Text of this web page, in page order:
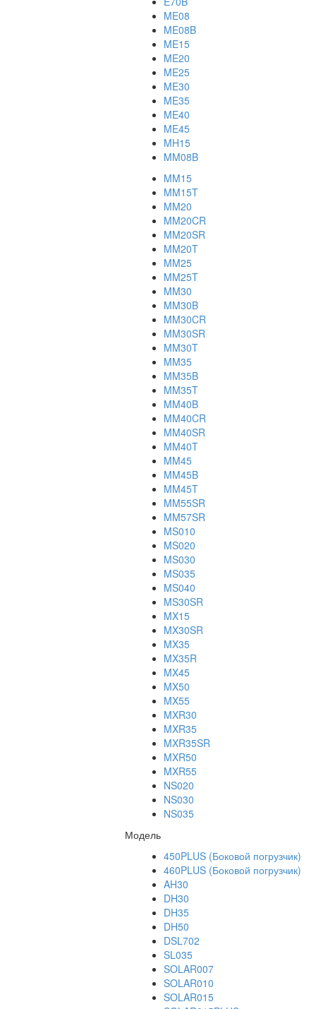
ME08
ME08B
ME15
ME20
ME25
ME30
ME35
ME40
ME45
MH15
MM08B
MM15
MM15T
MM20
MM20CR
MM20SR
MM20T
MM25
MM25T
MM30
MM30B
MM30CR
MM30SR
MM30T
MM35
MM35B
MM35T
MM40B
MM40CR
MM40SR
MM40T
MM45
MM45B
MM45T
MM55SR
MM57SR
MS010
MS020
MS030
MS035
MS040
MS30SR
MX15
MX30SR
MX35
MX35R
MX45
MX50
MX55
MXR30
MXR35
MXR35SR
MXR50
MXR55
NS020
NS030
NS035
Модель
450PLUS (Боковой погрузчик)
460PLUS (Боковой погрузчик)
AH30
DH30
DH35
DH50
DSL702
SL035
SOLAR007
SOLAR010
SOLAR015